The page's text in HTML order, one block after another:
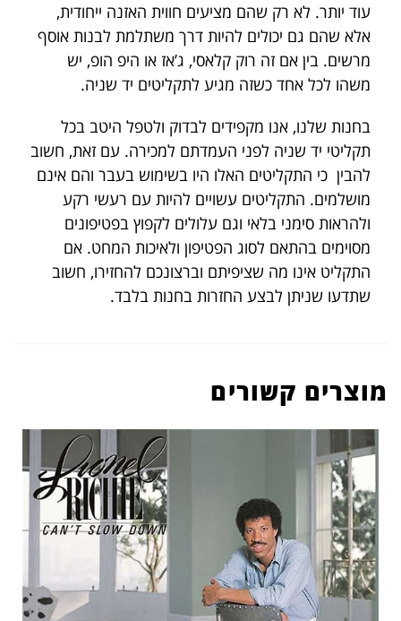
עוד יותר. לא רק שהם מציעים חווית האזנה ייחודית,
אלא שהם גם יכולים להיות דרך משתלמת לבנות אוסף
מרשים. בין אם זה רוק קלאסי, ג’אז או היפ הופ, יש
משהו לכל אחד כשזה מגיע לתקליטים יד שניה.
בחנות שלנו, אנו מקפידים לבדוק ולטפל היטב בכל
תקליטי יד שניה לפני העמדתם למכירה. עם זאת, חשוב
להבין כי התקליטים האלו היו בשימוש בעבר והם אינם
מושלמים. התקליטים עשויים להיות עם רעשי רקע
ולהראות סימני בלאי וגם עלולים לקפוץ בפטיפונים
מסוימים בהתאם לסוג הפטיפון ולאיכות המחט. אם
התקליט אינו מה שציפיתם וברצונכם להחזירו, חשוב
שתדעו שניתן לבצע החזרות בחנות בלבד.
מוצרים קשורים